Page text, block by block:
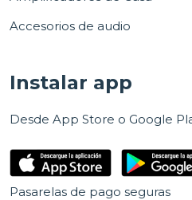
Accesorios de audio
Instalar app
Desde App Store o Google
Pasarelas de pago seguras